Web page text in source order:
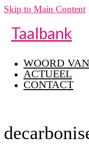
Skip to Main Content
Taalbank
WOORD
ACTUEEL
CONTACT